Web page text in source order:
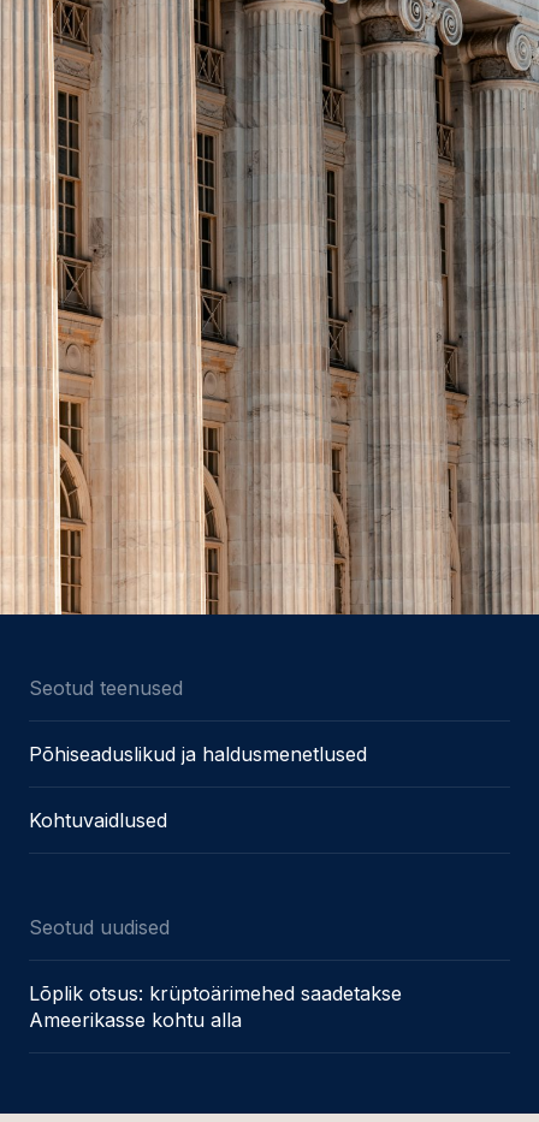
Seotud teenused
Põhiseaduslikud ja haldusmenetlused
Kohtuvaidlused
Seotud uudised
Lõplik otsus: krüptoärimehed saadetakse
Ameerikasse kohtu alla